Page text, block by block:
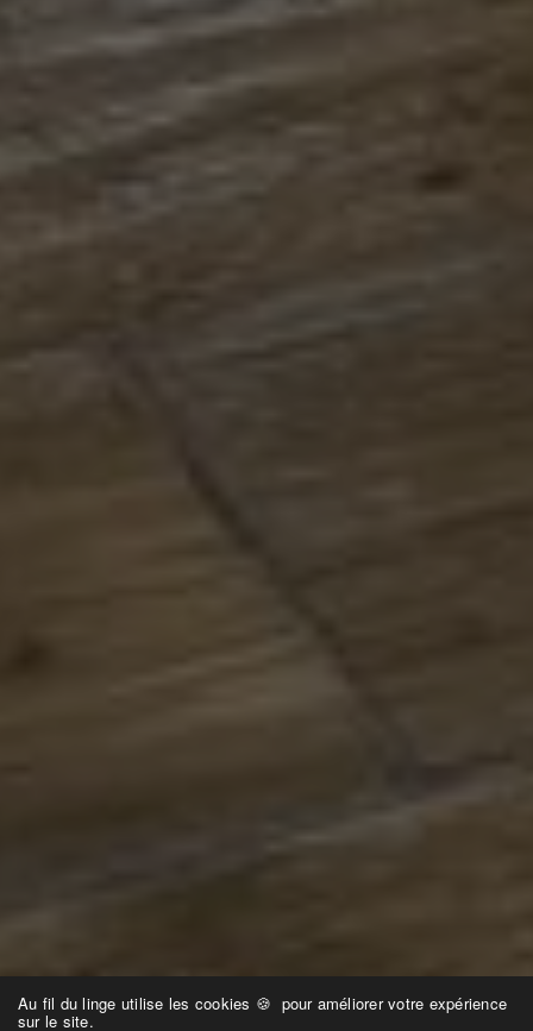
Au fil du linge utilise les cookies 🍪 pour améliorer votre expérience
sur le site.